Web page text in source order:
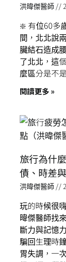
洪暐傑醫師
❇️ 有位60多
間，北北說
臟結石造成
了北北，這
麼區分是不是
閱讀更多 »
旅行為什
債、時差
洪暐傑醫師
玩的時候很
暐傑醫師找
斷力與記憶
騙回生理時
胃失調，一